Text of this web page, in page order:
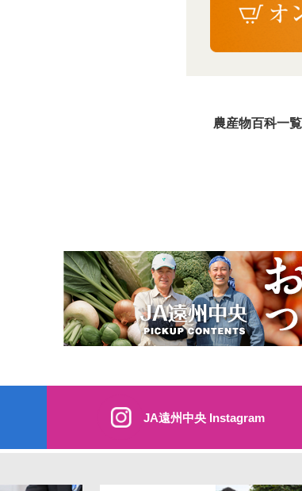
農産物百科一
JA遠州中央 Instagram